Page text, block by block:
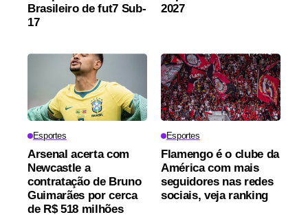
Brasileiro de fut7 Sub-
17
2027
Esportes
Arsenal acerta com
Newcastle a
contratação de Bruno
Guimarães por cerca
de R$ 518 milhões
Esportes
Flamengo é o clube da
América com mais
seguidores nas redes
sociais, veja ranking